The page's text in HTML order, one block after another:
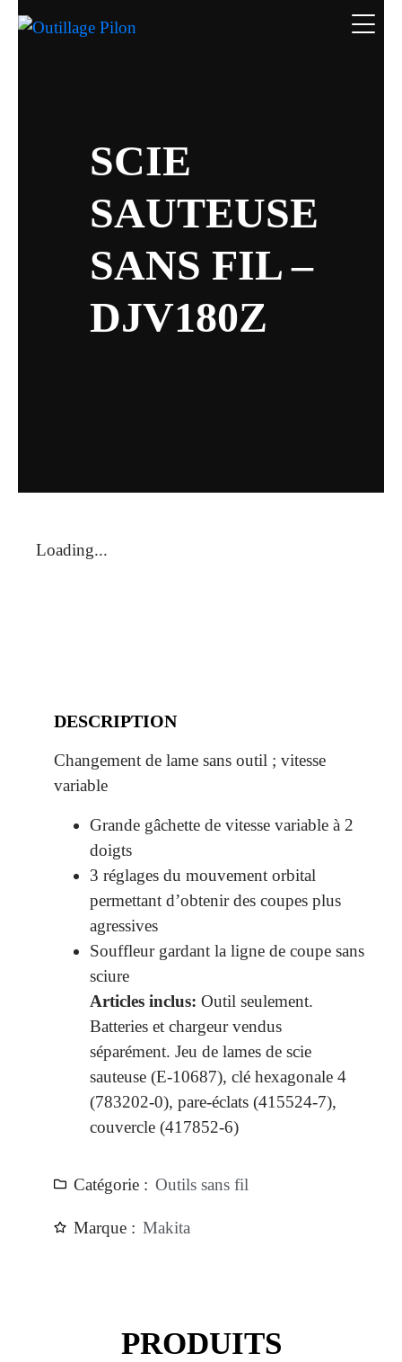
SCIE
SAUTEUSE
SANS FIL –
DJV180Z
Loading...
DESCRIPTION
Changement de lame sans outil ; vitesse
variable
Grande gâchette de vitesse variable à 2
doigts
3 réglages du mouvement orbital
permettant d’obtenir des coupes plus
agressives
Souffleur gardant la ligne de coupe sans
sciure
Articles inclus: Outil seulement.
Batteries et chargeur vendus
séparément. Jeu de lames de scie
sauteuse (E-10687), clé hexagonale 4
(783202-0), pare-éclats (415524-7),
couvercle (417852-6)
Catégorie : Outils sans fil
Marque : Makita
PRODUITS